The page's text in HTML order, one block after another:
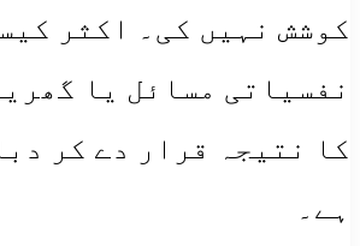
کوشش نہیں کی۔ اکثر
نفسیاتی مسائل یا
کا نتیجہ قرار دے کر
ہے۔